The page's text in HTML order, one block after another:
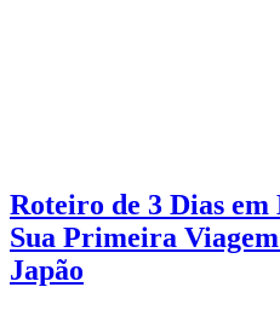
Roteiro de 3 Dias
Sua Primeira
Japão